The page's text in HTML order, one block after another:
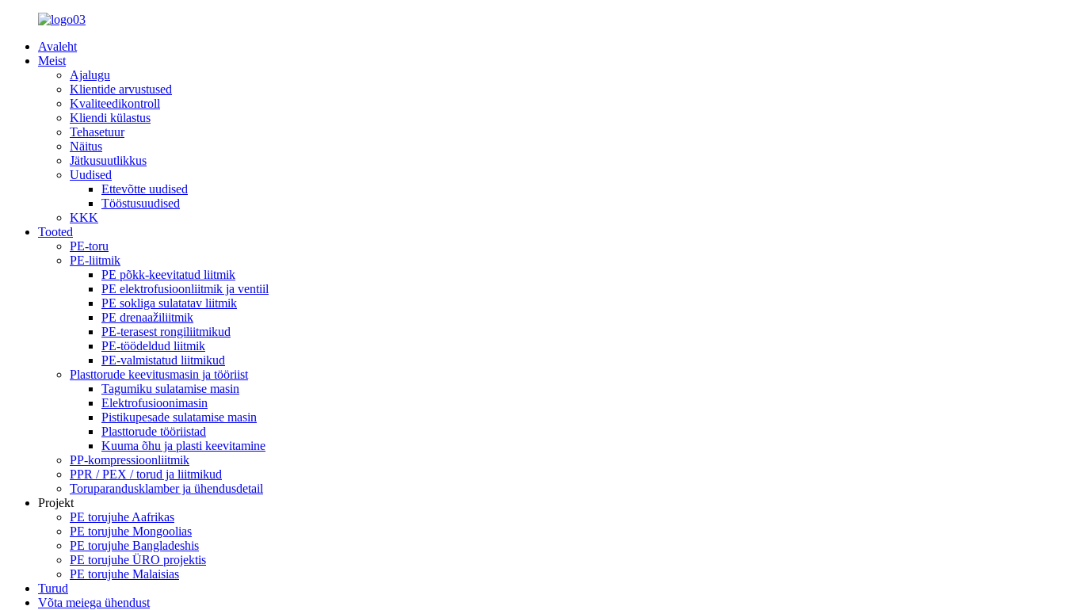
Avaleht
Meist
Ajalugu
Klientide arvustused
Kvaliteedikontroll
Kliendi külastus
Tehasetuur
Näitus
Jätkusuutlikkus
Uudised
Ettevõtte uudised
Tööstusuudised
KKK
Tooted
PE-toru
PE-liitmik
PE põkk-keevitatud liitmik
PE elektrofusioonliitmik ja ventiil
PE sokliga sulatatav liitmik
PE drenaažiliitmik
PE-terasest rongiliitmikud
PE-töödeldud liitmik
PE-valmistatud liitmikud
Plasttorude keevitusmasin ja tööriist
Tagumiku sulatamise masin
Elektrofusioonimasin
Pistikupesade sulatamise masin
Plasttorude tööriistad
Kuuma õhu ja plasti keevitamine
PP-kompressioonliitmik
PPR / PEX / torud ja liitmikud
Toruparandusklamber ja ühendusdetail
Projekt
PE torujuhe Aafrikas
PE torujuhe Mongoolias
PE torujuhe Bangladeshis
PE torujuhe ÜRO projektis
PE torujuhe Malaisias
Turud
Võta meiega ühendust